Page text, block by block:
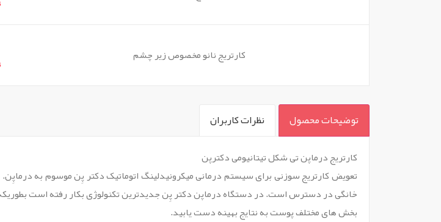
کارتریج نانو مخصوص زیر چشم
توضیحات محصول نظرات کاربران
کارتریج درماپن تی شکل تیتانیومی دکترپن
تعویض کارتریج سوزنی برای سیستم درمانی میکرونیدلینگ اتوماتیک دکتر پِن موسوم به
خانگی در دسترس است. در دستگاه درماپن دکتر پِن جدیدترین تکنولوژی بکار رفته است
بخش های مختلف پوست به نتایج بهینه دست یابید.